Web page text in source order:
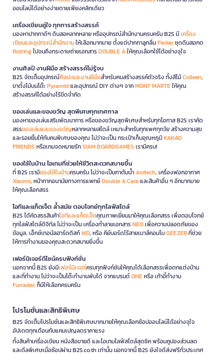
ออนไลน์ได้อย่างง่ายดายเพียงคลิกเดียว
เครื่องเขียนคู่ใจ ทุกการสร้างสรรค์
มองหาปากกาดีๆ ดินสอหลากหลาย หรืออุปกรณ์สำนักงานครบครัน B2S มีเครื่อง
เขียนและอุปกรณ์สำนักงานให้เลือกมากมาย ตั้งแต่ปากกาลูกลื่นParkerชุดดินสอกด
Rotringไปจนถึงกระดาษถ่ายเอกสารDOUBLE Aให้คุณเลือกใช้ได้อย่างจุใจ
งานศิลป์ งานฝีมือ สร้างสรรค์ไม่รู้จบ
B2S จัดเต็มอุปกรณ์ศิลปะและงานฝีมือสำหรับคนสร้างสรรค์ตัวจริง ทั้งสีไม้Colleen,
ขาตั้งไม้บนโต๊ะPyramidและอุปกรณ์ DIY ต่างๆ จากMONT MARTEให้คุณ
สร้างสรรค์ได้อย่างไร้ขีดจำกัด
ของเล่นและของขวัญ สุดพิเศษทุกเทศกาล
มองหาของเล่นเสริมพัฒนาการ หรือของขวัญสุดพิเศษสำหรับทุกโอกาส B2S เราคัด
สรรของเล่นและของขวัญหลากหลายสไตล์ เหมาะสำหรับทุกเพศทุกวัย สร้างความสุข
และรอยยิ้มให้กับคนพิเศษของคุณ ไม่ว่าจะเป็น กระเป๋าเก็บอุณหภูมิKAKAO
FRIENDS หรือเกมจดหมายรักSIAM BOARDGAMES เรามีครบ!
ของใช้ในบ้าน ไอเทมที่ช่วยให้ชีวิตสะดวกสบายขึ้น
ที่ B2S เรามีของใช้ในบ้านครบครัน ไม่ว่าจะเป็นกาต้มน้ำAnitech, เครื่องฟอกอากาศ
Xiaomi, หน้ากากอนามัยทางการแพทย์Double A Careและสินค้าอื่น ๆ อีกมากมาย
ให้คุณเลือกสรร
ไอทีและแก็ดเจ็ต ล้ำสมัย ตอบโจทย์ทุกไลฟ์สไตล์
B2S ได้คัดสรรสินค้าไอทีและแก็ดเจ็ตคุณภาพเยี่ยมมาให้คุณเลือกสรร เพื่อตอบโจทย์
ทุกไลฟ์สไตล์ดิจิทัล ไม่ว่าจะเป็น เครื่องทำลายเอกสารNEOเพื่อความปลอดภัยของ
ข้อมูล, เอ็กซ์เทอนัลฮาร์ดดิสก์WD, หรือ คีย์บอร์ดไร้สายเมาส์คอมโบGEEZERที่ช่วย
ให้การทำงานของคุณสะดวกสบายยิ่งขึ้น
เฟอร์นิเจอร์ดีไซน์ครบฟังก์ชั่น
นอกจากนี้ B2S ยังมีเฟอร์นิเจอร์ครบทุกฟังก์ชันให้คุณได้เลือกสรรเพื่อตกแต่งบ้าน
และที่ทำงาน ไม่ว่าจะเป็นโต๊ะทำงานพับได้ จากแบรนด์ONEหรือ เก้าอี้ทำงาน
Furradecก็มีให้เลือกครบครัน
โปรโมชั่นและสิทธิพิเศษ
B2S จัดเต็มโปรโมชั่นและสิทธิพิเศษมากมายให้คุณเลือกช้อปออนไลน์ได้อย่างจุใจ
อัปเดตทุกเดือนกับแคมเปญลดราคาแรง
ทั้งสินค้าเครื่องเขียน หนังสือขายดี และไอเทมไลฟ์สไตล์สุดชิค พร้อมคูปองส่วนลด
และดีลพิเศษเมื่อช้อปผ่าน B2S.co.th เท่านั้น นอกจากนี้ B2S ยังใจดีส่งฟรีทั่วประเทศ